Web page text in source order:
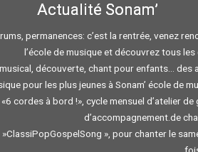
Actualité Sonam’
permanences: c’est la rentrée, venez
l’école de musique et découvrez tous les
découverte, chant pour enfants… des
pour les plus jeunes à Sonam’ école de
«6 cordes à bord !», cycle mensuel d’atelier de
d’accompagnement.de
»ClassiPopGospelSong », pour chanter le